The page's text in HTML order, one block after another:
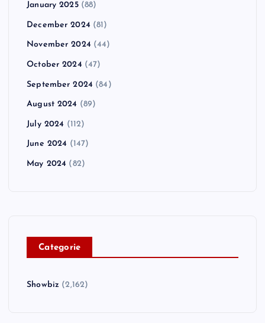
January 2025(88)
December 2024 (81)
November 2024 (44)
October 2024 (47)
September 2024 (84)
August 2024 (89)
July 2024 (112)
June 2024 (147)
May 2024 (82)
Categorie
Showbiz (2,162)